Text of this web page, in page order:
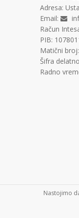
Adresa:
Email:
Račun
PIB:
Matični broj:
Šifra
Radno
Nastojimo